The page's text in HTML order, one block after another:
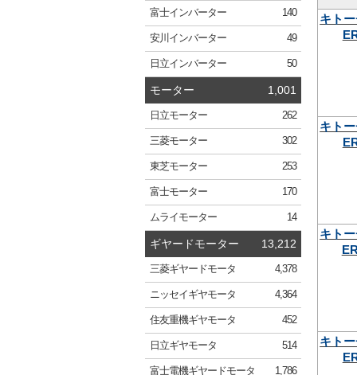
富士インバーター 140
安川 インバーター 49
日立インバーター 50
モーター 1,001
日立モーター 262
三菱モーター 302
東芝モーター 253
富士モーター 170
ムライモーター 14
ギヤードモーター 13,212
三菱ギヤードモータ 4,378
ニッセイギヤモータ 4,364
住友重機ギヤモータ 452
日立ギヤモータ 514
富士電機ギヤードモータ 1,786
キト
キト
キト
キト